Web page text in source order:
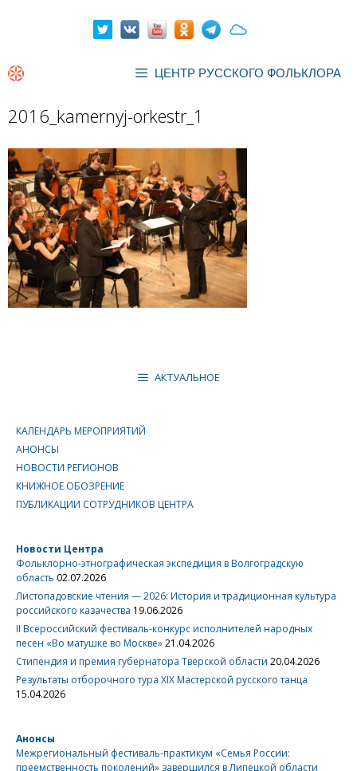
ЦЕНТР РУССКОГО ФОЛЬКЛОРА
2016_kamernyj-orkestr_1
АКТУАЛЬНОЕ
КАЛЕНДАРЬ МЕРОПРИЯТИЙ
АНОНСЫ
НОВОСТИ РЕГИОНОВ
КНИЖНОЕ ОБОЗРЕНИЕ
ПУБЛИКАЦИИ СОТРУДНИКОВ ЦЕНТРА
Новости Центра
Фольклорно-этнографическая экспедиция в Волгоградскую
область 02.07.2026
Листопадовские чтения — 2026: История и традиционная культура
российского казачества 19.06.2026
II Всероссийский фестиваль-конкурс исполнителей народных
песен «Во матушке во Москве»21.04.2026
Стипендия и премия губернатора Тверской области 20.04.2026
Результаты отборочного тура XIX Мастерской русского танца
15.04.2026
Анонсы
Межрегиональный фестиваль-практикум «Семья России:
преемственность поколений» завершился в Липецкой области